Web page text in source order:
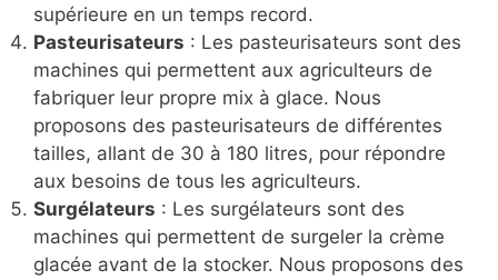
supérieure en un temps record.
Pasteurisateurs : Les pasteurisateurs sont des
machines qui permettent aux agriculteurs de
fabriquer leur propre mix à glace. Nous
proposons des pasteurisateurs de différentes
tailles, allant de 30 à 180 litres, pour répondre
aux besoins de tous les agriculteurs.
Surgélateurs : Les surgélateurs sont des
machines qui permettent de surgeler la crème
glacée avant de la stocker. Nous proposons des